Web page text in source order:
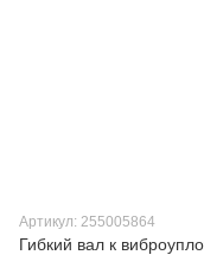
Артикул: 255005864
Гибкий вал к